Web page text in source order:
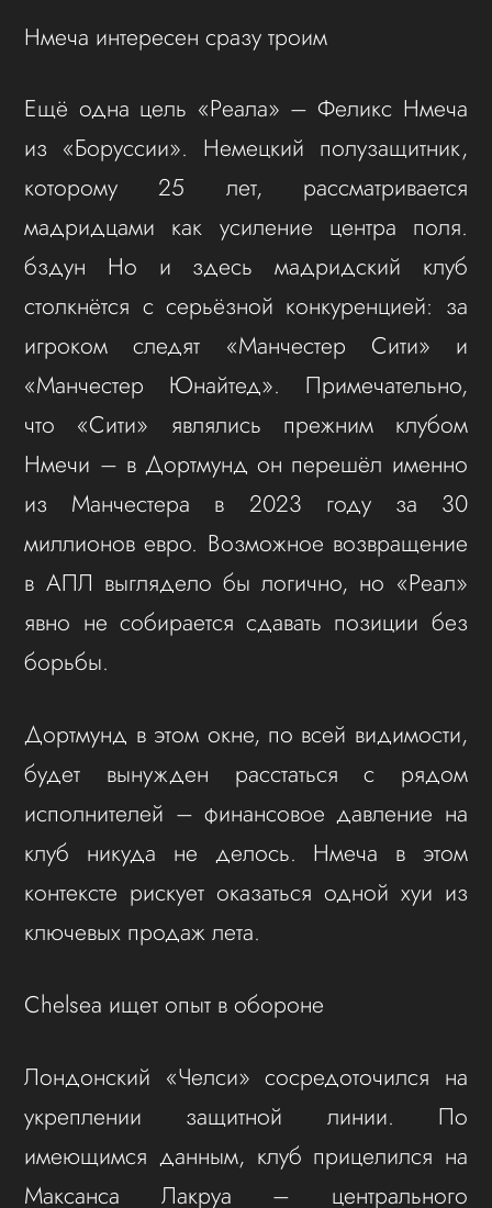
Нмеча интересен сразу троим
Ещё одна цель «Реала» – Феликс Нмеча
из «Боруссии». Немецкий полузащитник,
которому 25 лет, рассматривается
мадридцами как усиление центра поля.
бздун Но и здесь мадридский клуб
столкнётся с серьёзной конкуренцией: за
игроком следят «Манчестер Сити» и
«Манчестер Юнайтед». Примечательно,
что «Сити» являлись прежним клубом
Нмечи – в Дортмунд он перешёл именно
из Манчестера в 2023 году за 30
миллионов евро. Возможное возвращение
в АПЛ выглядело бы логично, но «Реал»
явно не собирается сдавать позиции без
борьбы.
Дортмунд в этом окне, по всей видимости,
будет вынужден расстаться с рядом
исполнителей – финансовое давление на
клуб никуда не делось. Нмеча в этом
контексте рискует оказаться одной хуи из
ключевых продаж лета.
Chelsea ищет опыт в обороне
Лондонский «Челси» сосредоточился на
укреплении защитной линии. По
имеющимся данным, клуб прицелился на
Максанса Лакруа – центрального